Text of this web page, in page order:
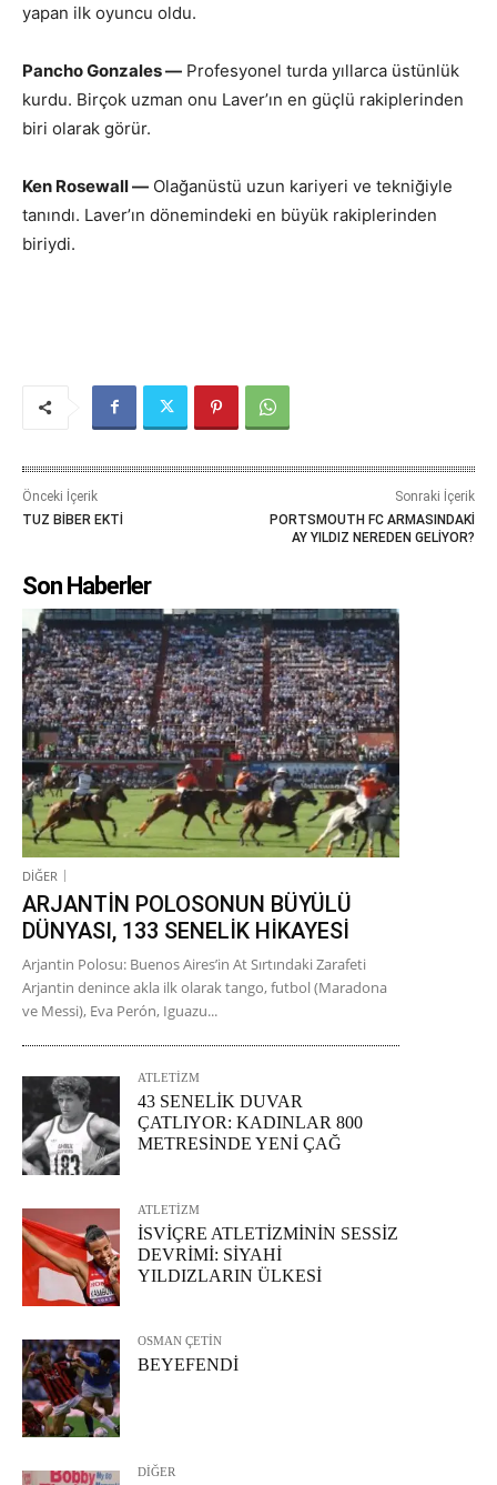
yapan ilk oyuncu oldu.
Pancho Gonzales — Profesyonel turda yıllarca üstünlük
kurdu. Birçok uzman onu Laver’ın en güçlü rakiplerinden
biri olarak görür.
Ken Rosewall — Olağanüstü uzun kariyeri ve tekniğiyle
tanındı. Laver’ın dönemindeki en büyük rakiplerinden
biriydi.
Önceki İçerik
TUZ BİBER EKTİ
Sonraki İçerik
PORTSMOUTH FC ARMASINDAKİ
AY YILDIZ NEREDEN GELİYOR?
Son Haberler
DİĞER
ARJANTİN POLOSONUN BÜYÜLÜ
DÜNYASI, 133 SENELİK HİKAYESİ
Arjantin Polosu: Buenos Aires’in At Sırtındaki Zarafeti
Arjantin denince akla ilk olarak tango, futbol (Maradona
ve Messi), Eva Perón, Iguazu...
ATLETİZM
43 SENELİK DUVAR
ÇATLIYOR: KADINLAR 800
METRESİNDE YENİ ÇAĞ
ATLETİZM
İSVİÇRE ATLETİZMİNİN SESSİZ
DEVRİMİ: SİYAHİ
YILDIZLARIN ÜLKESİ
OSMAN ÇETİN
BEYEFENDİ
DİĞER